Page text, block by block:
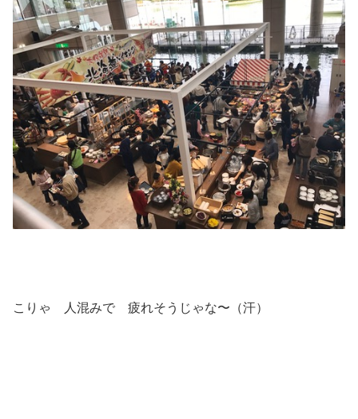
こりゃ 人混みで 疲れそうじゃな〜（汗）